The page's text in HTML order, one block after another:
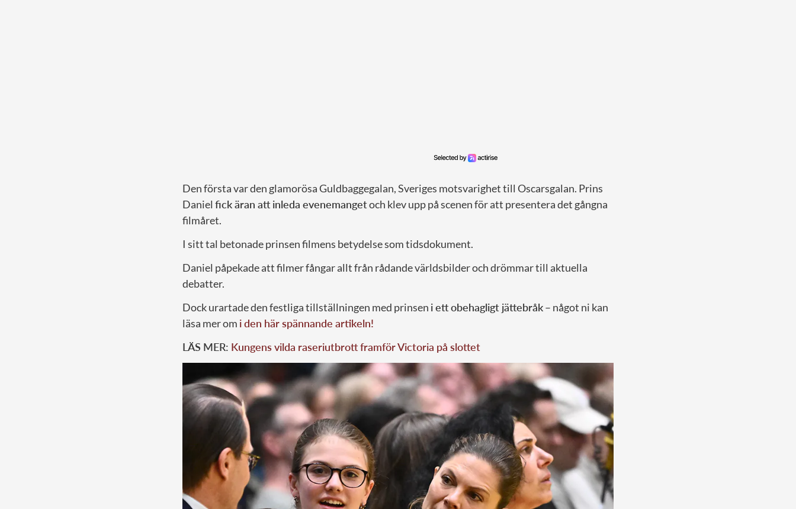
Den första var den glamorösa Guldbaggegalan, Sveriges motsvarighet till Oscarsgalan. Prins
Daniel fick äran att inleda evenemangetoch klev upp på scenen för att presentera det gångna
filmåret.
I sitt tal betonade prinsen filmens betydelse som tidsdokument.
Daniel påpekade att filmer fångar allt från rådande världsbilder och drömmar till aktuella
debatter.
Dock urartade den festliga tillställningen med prinsen i ett obehagligt jättebråk– något ni kan
läsa mer om i den här spännande artikeln!
LÄS MER: Kungens vilda raseriutbrott framför Victoria på slottet